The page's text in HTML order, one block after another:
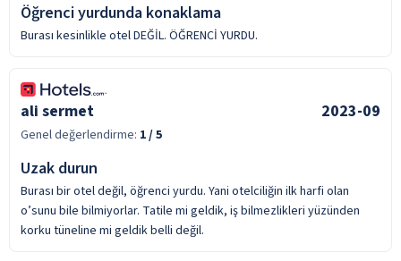
Öğrenci yurdunda konaklama
Burası kesinlikle otel DEĞİL. ÖĞRENCİ YURDU.
ali sermet 2023-09
Genel değerlendirme: 1/ 5
Uzak durun
Burası bir otel değil, öğrenci yurdu. Yani otelciliğin ilk harfi olan
o’sunu bile bilmiyorlar. Tatile mi geldik, iş bilmezlikleri yüzünden
korku tüneline mi geldik belli değil.